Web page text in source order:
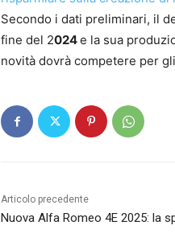
Secondo i dati preliminari, il
fine del 2024e la sua
novità dovrà competere per
Articolo precedente
Nuova Alfa Romeo 4E 2025: la